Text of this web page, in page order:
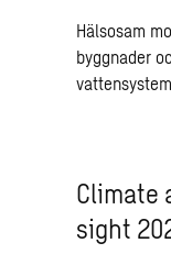
Hälsosam
byggnader
Cli­ma­te
sight